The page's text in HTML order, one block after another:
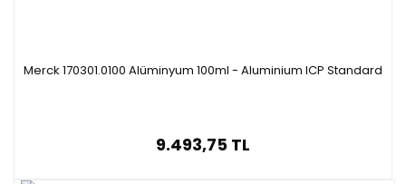
Merck 170301.0100 Alüminyum 100ml - Aluminium ICP Standard
9.493,75 TL